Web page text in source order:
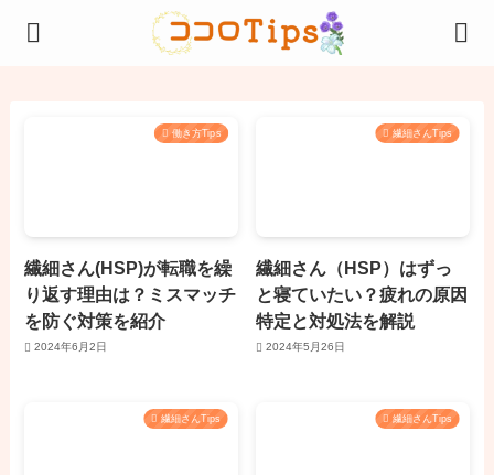
働き方Tips
繊細さん(HSP)が転職を繰
り返す理由は？ミスマッチ
を防ぐ対策を紹介
2024年6月2日
繊細さんTips
繊細さん（HSP）はずっ
と寝ていたい？疲れの原因
特定と対処法を解説
2024年5月26日
繊細さんTips 繊細さんTips